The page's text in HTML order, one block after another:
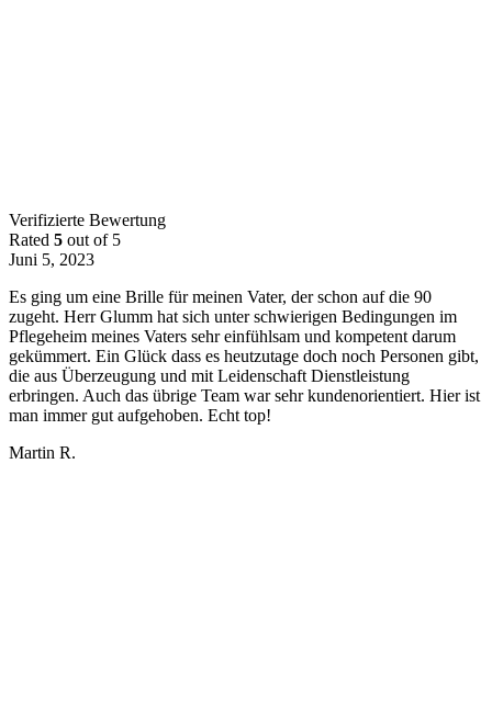
Verifizierte Bewertung
Rated 5 out of 5
Juni 5, 2023
Es ging um eine Brille für meinen Vater, der schon auf die 90
zugeht. Herr Glumm hat sich unter schwierigen Bedingungen im
Pflegeheim meines Vaters sehr einfühlsam und kompetent darum
gekümmert. Ein Glück dass es heutzutage doch noch Personen gibt,
die aus Überzeugung und mit Leidenschaft Dienstleistung
erbringen. Auch das übrige Team war sehr kundenorientiert. Hier ist
man immer gut aufgehoben. Echt top!
Martin R.